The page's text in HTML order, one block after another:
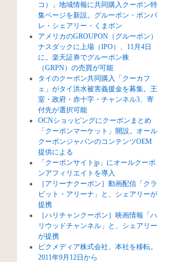
コ）」地域情報に共同購入クーポン特
集ページを新設。グルーポン・ポンパ
レ・シェアリー・くまポン
アメリカのGROUPON（グルーポン）
ナスダックに上場（IPO）、11月4日
に。楽天証券でグルーポン株
（GRPN）の売買が可能
タイのクーポン共同購入「クーカフ
ェ」がタイ洪水被害義援金を募集。王
室・政府・赤十字・チャンネル3、寄
付先が選択可能
OCNショッピングにクーポンまとめ
「クーポンマーケット」開設。オール
クーポンジャパンのコンテンツOEM
提供による
「クーポンサイトjp」にオールクーポ
ンアフィリエイトを導入
［アリーナクーポン］動画配信「クラ
ビット・アリーナ」と、シェアリーが
提携
［ハリチャンクーポン］映画情報「ハ
リウッドチャンネル」と、シェアリー
が提携
ピクメディア株式会社、本社を移転。
2011年9月12日から